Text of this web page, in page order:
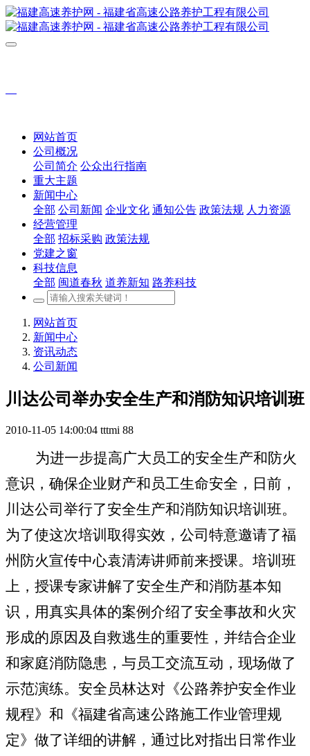
网站首页
公司概况
公司简介 公众出行指南
重大主题
新闻中心
全部 公司新闻 企业文化 通知公告 政策法规 人力资源
经营管理
全部 招标采购 政策法规
党建之窗
科技信息
全部 闽道春秋 道养新知 路养科技
网站首页
新闻中心
资讯动态
公司新闻
川达公司举办安全生产和消防知识培训班
2010-11-05 14:00:04 tttmi 88
为进一步提高广大员工的安全生产和防火
意识，确保企业财产和员工生命安全，日前，
川达公司举行了安全生产和消防知识培训班。
为了使这次培训取得实效，公司特意邀请了福
州防火宣传中心袁清涛讲师前来授课。培训班
上，授课专家讲解了安全生产和消防基本知
识，用真实具体的案例介绍了安全事故和火灾
形成的原因及自救逃生的重要性，并结合企业
和家庭消防隐患，与员工交流互动，现场做了
示范演练。安全员林达对《公路养护安全作业
规程》和《福建省高速公路施工作业管理规
定》做了详细的讲解，通过比对指出日常作业